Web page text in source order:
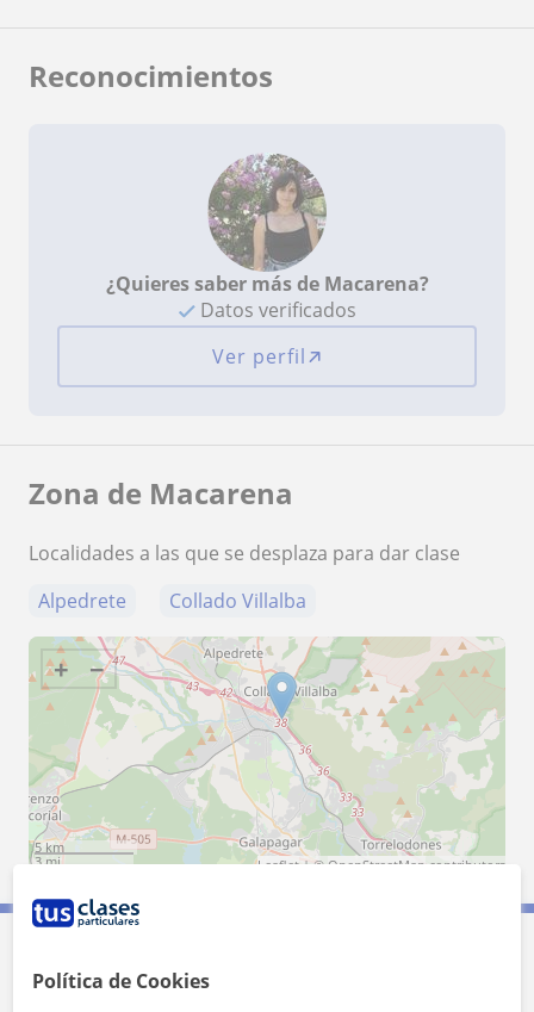
Reconocimientos
¿Quieres saber más de Macarena?
Datos verificados
Ver perfil
Zona de Macarena
Localidades a las que se desplaza para dar clase
Alpedrete
Collado Villalba
+ −
5 km
3 mi
Leaflet| ©OpenStreetMapcontributors
Contacta con Macarena
Política de Cookies